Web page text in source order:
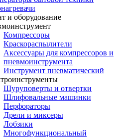
и оборудование
Компрессоры
Краскораспылители
Аксессуары для компрессоров и
пневмоинструмента
Инструмент пневматический
Шуруповерты и отвертки
Шлифовальные машинки
Перфораторы
Дрели и миксеры
Лобзики
Многофункциональный